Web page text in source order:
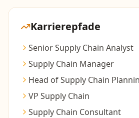
Karrierepfade
Senior Supply Chain Analyst
Supply Chain Manager
Head of Supply Chain
VP Supply Chain
Supply Chain Consultant